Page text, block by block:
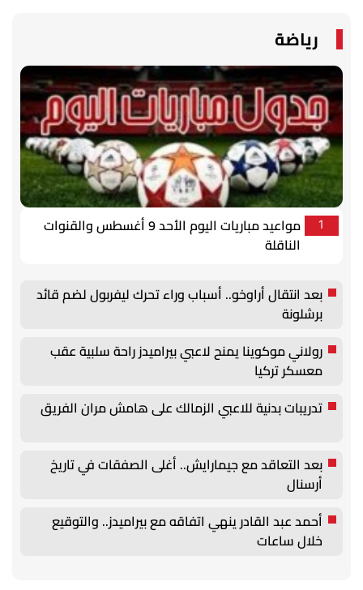
رياضة
1
مواعيد مباريات اليوم الأحد 9 أغسطس والقنوات
الناقلة
بعد انتقال أراوخو.. أسباب وراء تحرك ليفربول لضم قائد
برشلونة
رولاني موكوينا يمنح لاعبي بيراميدز راحة سلبية عقب
معسكر تركيا
تدريبات بدنية للاعبي الزمالك على هامش مران الفريق
بعد التعاقد مع جيمارايش.. أغلى الصفقات في تاريخ
أرسنال
أحمد عبد القادر ينهي اتفاقه مع بيراميدز.. والتوقيع
خلال ساعات